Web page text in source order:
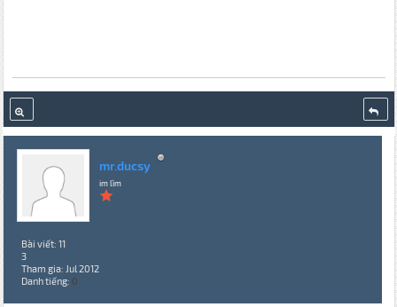
mr.ducsy
im lìm
Bài viết: 11
3
Tham gia: Jul 2012
Danh tiếng: 0